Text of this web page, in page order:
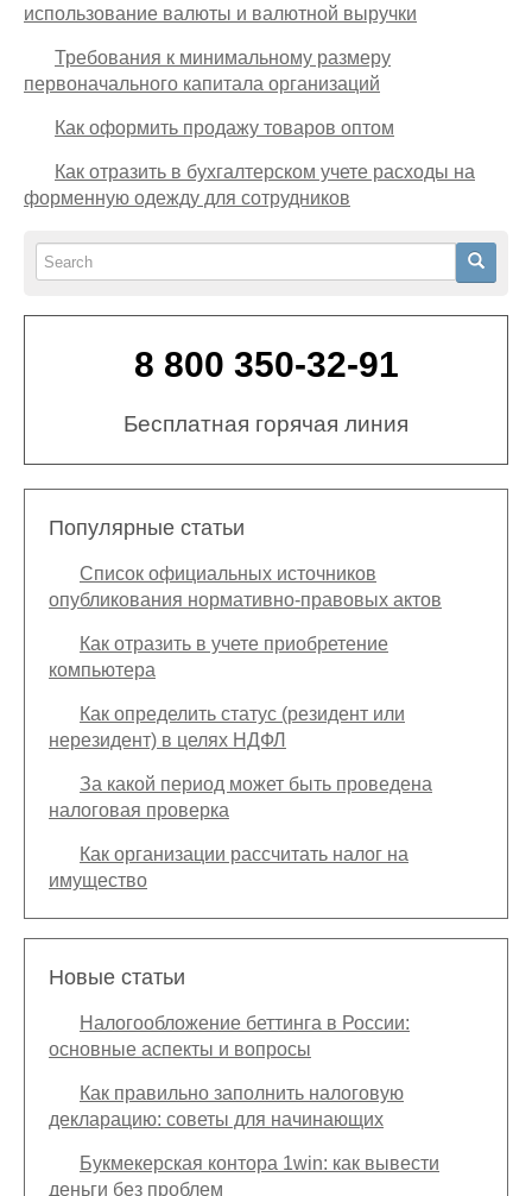
использование валюты и валютной выручки
Требования к минимальному размеру
первоначального капитала организаций
Как оформить продажу товаров оптом
Как отразить в бухгалтерском учете расходы на
форменную одежду для сотрудников
Search Search
8 800 350-32-91
Бесплатная горячая линия
Популярные статьи
Список официальных источников
опубликования нормативно-правовых актов
Как отразить в учете приобретение
компьютера
Как определить статус (резидент или
нерезидент) в целях НДФЛ
За какой период может быть проведена
налоговая проверка
Как организации рассчитать налог на
имущество
Новые статьи
Налогообложение беттинга в России:
основные аспекты и вопросы
Как правильно заполнить налоговую
декларацию: советы для начинающих
Букмекерская контора 1win: как вывести
деньги без проблем